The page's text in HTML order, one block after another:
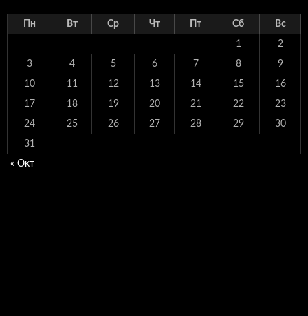
Пн Вт Ср Чт Пт Сб Вс
1 2
3 4 5 6 7 8 9
10 11 12 13 14 15 16
17 18 19 20 21 22 23
24 25 26 27 28 29 30
31
« Окт